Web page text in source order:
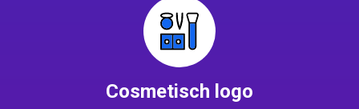
Cosmetisch logo